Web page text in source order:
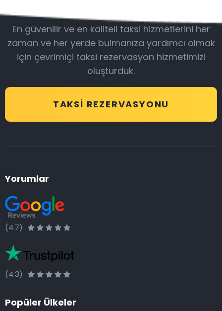
En güvenilir ve en kaliteli taksi hizmetlerini her
zaman ve her yerde bulmanıza yardımcı olmak
için çevrimiçi taksi rezervasyon hizmetimizi
oluşturduk.
TAKSI REZERVASYONU
Yorumlar
(4.7)
(4.3)
Popüler Ülkeler